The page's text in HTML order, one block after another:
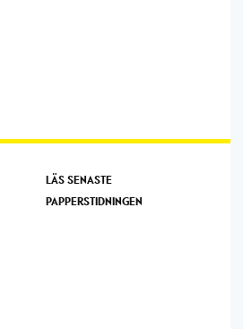
LÄS SENASTE
PAPPERSTIDNINGEN